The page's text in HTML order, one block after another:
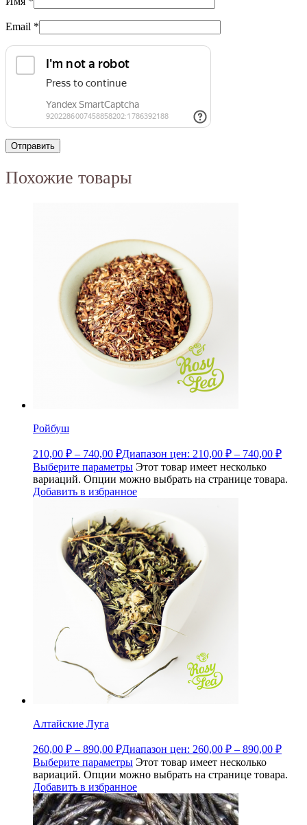
Email *
Похожие товары
Ройбуш
210,00 ₽ – 740,00 ₽Диапазон цен: 210,00 ₽ – 740,00 ₽
Выберите параметры Этот товар имеет несколько
вариаций. Опции можно выбрать на странице товара.
Добавить в избранное
Алтайские Луга
260,00 ₽ – 890,00 ₽Диапазон цен: 260,00 ₽ – 890,00 ₽
Выберите параметры Этот товар имеет несколько
вариаций. Опции можно выбрать на странице товара.
Добавить в избранное